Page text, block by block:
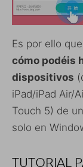
Es por ello
cómo podéis
dispositivos
iPad/iPad Air/
Touch 5) de
solo en
TUTORIAL